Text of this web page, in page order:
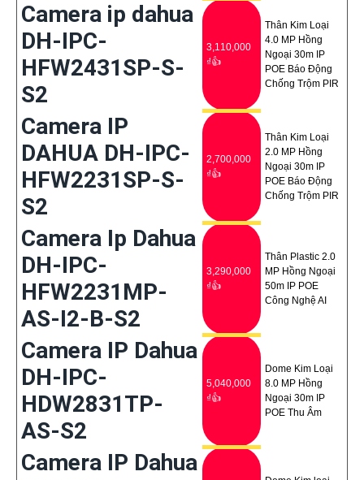
Camera ip dahua
DH-IPC-
HFW2431SP-S-
S2
3,110,000
₫👍
Thân Kim Loại
4.0 MP Hồng
Ngoại 30m IP
POE Báo Động
Chống Trộm PIR
Camera IP
DAHUA DH-IPC-
HFW2231SP-S-
S2
2,700,000
₫👍
Thân Kim Loại
2.0 MP Hồng
Ngoại 30m IP
POE Báo Động
Chống Trộm PIR
Camera Ip Dahua
DH-IPC-
HFW2231MP-
AS-I2-B-S2
3,290,000
₫👍
Thân Plastic 2.0
MP Hồng Ngoại
50m IP POE
Công Nghệ AI
Camera IP Dahua
DH-IPC-
HDW2831TP-
AS-S2
5,040,000
₫👍
Dome Kim Loại
8.0 MP Hồng
Ngoại 30m IP
POE Thu Âm
Camera IP Dahua